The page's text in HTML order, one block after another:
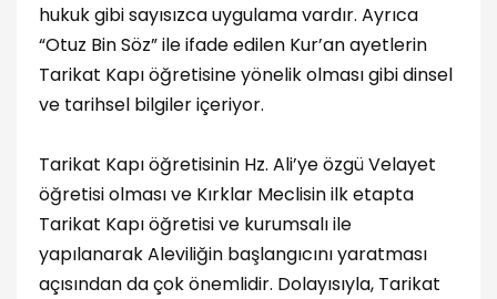
hukuk gibi sayısızca uygulama vardır. Ayrıca
“Otuz Bin Söz” ile ifade edilen Kur’an ayetlerin
Tarikat Kapı öğretisine yönelik olması gibi dinsel
ve tarihsel bilgiler içeriyor.
Tarikat Kapı öğretisinin Hz. Ali’ye özgü Velayet
öğretisi olması ve Kırklar Meclisin ilk etapta
Tarikat Kapı öğretisi ve kurumsalı ile
yapılanarak Aleviliğin başlangıcını yaratması
açısından da çok önemlidir. Dolayısıyla, Tarikat